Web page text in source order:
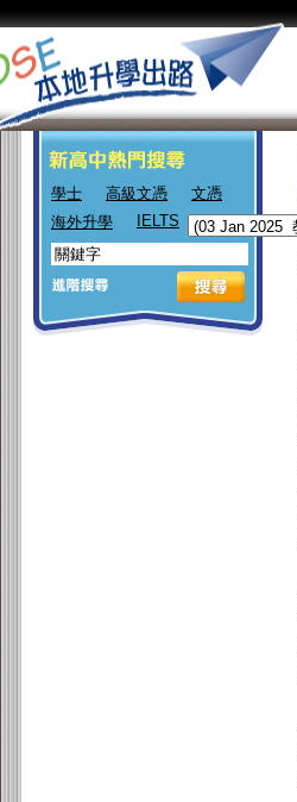
學士 高級文憑
文憑
海外升學
IELTS